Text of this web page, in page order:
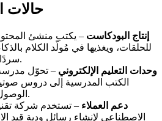
حالات
إنتاج البودكاست – يكتب منشئ
للحلقات، ويغذيها في مُولّد الكلام
سردًا مصقولًا جاهزًا للنشر.
وحدات التعليم الإلكتروني – تحوّل
الكتب المدرسية إلى دروس
الوصول للمتعلمين البصريين.
دعم العملاء – تستخدم شركة
الاصطناعي لإنشاء رسائل ودية قيد